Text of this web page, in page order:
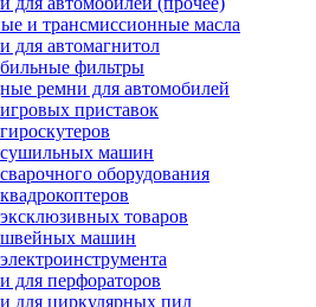
и трансмиссионные масла
для автомагнитол
фильтры
ремни для автомобилей
приставок
сушильных машин
оборудования
товаров
швейных машин
для перфораторов
для циркулярных пил